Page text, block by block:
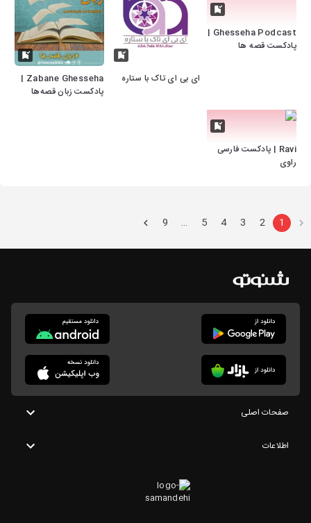
Ghesseha Podcast |
پادکست قصه‌ ها
ای بی ای تاک با ستاره
Zabane Ghesseha |
پادکست زبان قصه‌ها
Ravi | پادکست فارسی
راوی
1
2
3
4
5
…
9
صفحات اصلی
اطلاعات